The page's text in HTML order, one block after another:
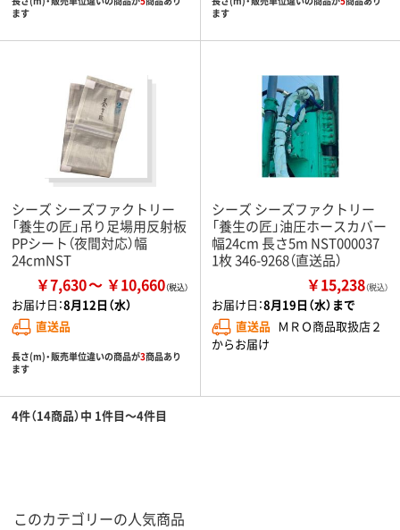
ます
ます
シーズ シーズファクトリー
「養生の匠」吊り足場用反射板
PPシート（夜間対応）幅
24cmNST
￥7,630 ￥10,660
お届け日：8月12日（水）
直送品
長さ(m)・販売単位違いの商品が3商品あり
ます
シーズ シーズファクトリー
「養生の匠」油圧ホースカバー
幅24cm 長さ5m NST000037
1枚 346-9268（直送品）
￥15,238（税込）
お届け日：8月19日（水）まで
直送品 ＭＲＯ商品取扱店２
からお届け
4件（14商品）中 1件目～4件目
このカテゴリーの人気商品